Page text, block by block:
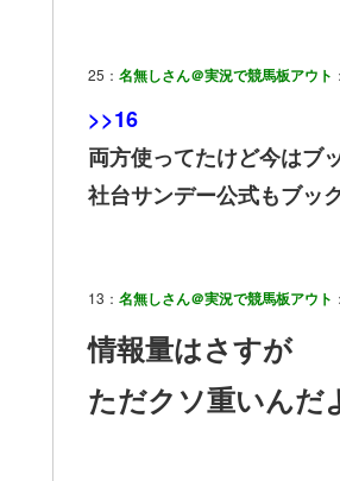
25： 名無しさん＠実況で競馬板アウト
>>16
両方使ってたけど今はブ
社台サンデー公式もブッ
13： 名無しさん＠実況で競馬板アウト
情報量はさすが
ただクソ重いんだ